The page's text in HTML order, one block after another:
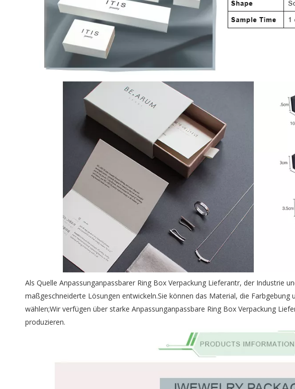
Als Quelle Anpassunganpassbarer Ring Box Verpackung Lieferantr, der Industrie
maßgeschneiderte Lösungen entwickeln.Sie können das Material, die Farbgebung
wählen;Wir verfügen über starke Anpassunganpassbare Ring Box Verpackung
produzieren.